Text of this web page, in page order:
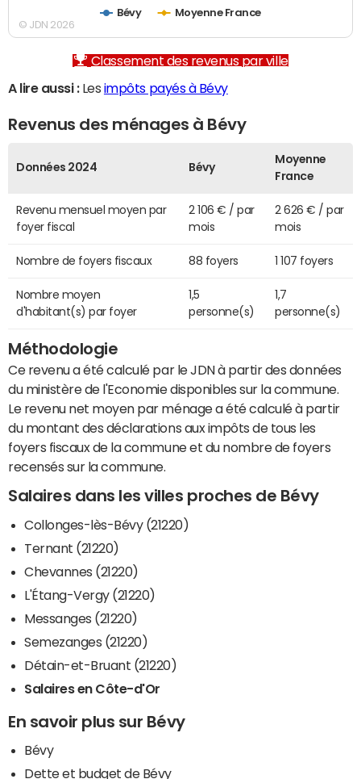
Bévy Moyenne France
© JDN 2026
Classement des revenus par ville
A lire aussi :Les impôts payés à Bévy
Revenus des ménages à Bévy
Données 2024 Bévy
Moyenne
France
Revenu mensuel moyen par
foyer fiscal
2 106 € / par
mois
2 626 € / par
mois
Nombre de foyers fiscaux 88 foyers 1 107 foyers
Nombre moyen
d'habitant(s) par foyer
1,5
personne(s)
1,7
personne(s)
Méthodologie
Ce revenu a été calculé par le JDN à partir des données
du ministère de l'Economie disponibles sur la commune.
Le revenu net moyen par ménage a été calculé à partir
du montant des déclarations aux impôts de tous les
foyers fiscaux de la commune et du nombre de foyers
recensés sur la commune.
Salaires dans les villes proches de Bévy
Collonges-lès-Bévy (21220)
Ternant (21220)
Chevannes (21220)
L'Étang-Vergy (21220)
Messanges (21220)
Semezanges (21220)
Détain-et-Bruant (21220)
Salaires en Côte-d'Or
En savoir plus sur Bévy
Bévy
Dette et budget de Bévy